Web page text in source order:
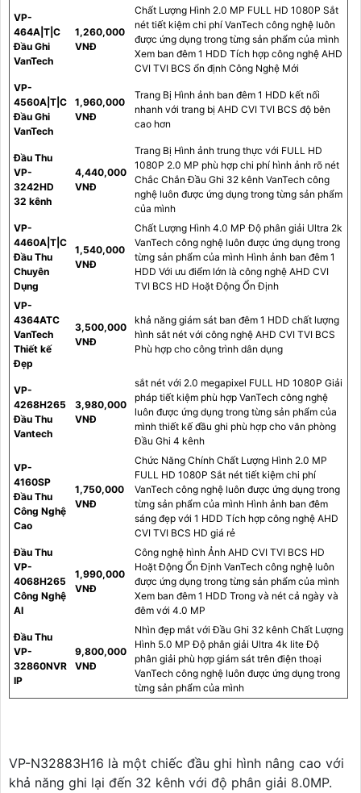
VP-
464A|T|C
Đầu Ghi
VanTech
1,260,000
VNĐ
Chất Lượng Hình 2.0 MP FULL HD 1080P Sắt
nét tiết kiệm chi phí VanTech công nghệ luôn
được ứng dụng trong từng sản phẩm của mình
Xem ban đêm 1 HDD Tích hợp công nghệ AHD
CVI TVI BCS ổn định Công Nghệ Mới
VP-
4560A|T|C
Đầu Ghi
VanTech
1,960,000
VNĐ
Trang Bị Hình ảnh ban đêm 1 HDD kết nối
nhanh với trang bị AHD CVI TVI BCS độ bên
cao hơn
Đầu Thu
VP-
3242HD
32 kênh
4,440,000
VNĐ
Trang Bị Hình ảnh trung thực với FULL HD
1080P 2.0 MP phù hợp chi phí hình ảnh rõ nét
Chắc Chắn Đầu Ghi 32 kênh VanTech công
nghệ luôn được ứng dụng trong từng sản phẩm
của mình
VP-
4460A|T|C
Đầu Thu
Chuyên
Dụng
1,540,000
VNĐ
Chất Lượng Hình 4.0 MP Độ phân giải Ultra 2k
VanTech công nghệ luôn được ứng dụng trong
từng sản phẩm của mình Hình ảnh ban đêm 1
HDD Với ưu điểm lớn là công nghệ AHD CVI
TVI BCS HD Hoặt Động Ổn Định
VP-
4364ATC
VanTech
Thiết kế
Đẹp
3,500,000
VNĐ
khả năng giám sát ban đêm 1 HDD chất lượng
hình sắt nét với công nghệ AHD CVI TVI BCS
Phù hợp cho công trình dân dụng
VP-
4268H265
Đầu Thu
Vantech
3,980,000
VNĐ
sắt nét với 2.0 megapixel FULL HD 1080P Giải
pháp tiết kiệm phù hợp VanTech công nghệ
luôn được ứng dụng trong từng sản phẩm của
mình thiết kế đầu ghi phù hợp cho văn phòng
Đầu Ghi 4 kênh
VP-
4160SP
Đầu Thu
Công Nghệ
Cao
1,750,000
VNĐ
Chức Năng Chính Chất Lượng Hình 2.0 MP
FULL HD 1080P Sắt nét tiết kiệm chi phí
VanTech công nghệ luôn được ứng dụng trong
từng sản phẩm của mình Hình ảnh ban đêm
sáng đẹp với 1 HDD Tích hợp công nghệ AHD
CVI TVI BCS HD giá rẻ
Đầu Thu
VP-
4068H265
Công Nghệ
AI
1,990,000
VNĐ
Công nghệ hình Ảnh AHD CVI TVI BCS HD
Hoặt Động Ổn Định VanTech công nghệ luôn
được ứng dụng trong từng sản phẩm của mình
Xem ban đêm 1 HDD Trong và nét cả ngày và
đêm với 4.0 MP
Đầu Thu
VP-
32860NVR
IP
9,800,000
VNĐ
Nhìn đẹp mắt với Đầu Ghi 32 kênh Chất Lượng
Hình 5.0 MP Độ phân giải Ultra 4k lite Độ
phân giải phù hợp giám sát trên điện thoại
VanTech công nghệ luôn được ứng dụng trong
từng sản phẩm của mình
VP-N32883H16 là một chiếc đầu ghi hình nâng cao với
khả năng ghi lại đến 32 kênh với độ phân giải 8.0MP.